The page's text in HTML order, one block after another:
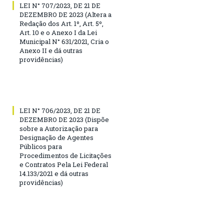
LEI N° 707/2023, DE 21 DE
DEZEMBRO DE 2023 (Altera a
Redação dos Art. 1º, Art. 5º,
Art. 10 e o Anexo I da Lei
Municipal N° 631/2021, Cria o
Anexo II e dá outras
providências)
LEI N° 706/2023, DE 21 DE
DEZEMBRO DE 2023 (Dispõe
sobre a Autorização para
Designação de Agentes
Públicos para
Procedimentos de Licitações
e Contratos Pela Lei Federal
14.133/2021 e dá outras
providências)